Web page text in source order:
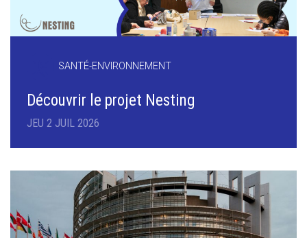
SANTÉ-ENVIRONNEMENT
Découvrir le projet Nesting
JEU 2 JUIL 2026